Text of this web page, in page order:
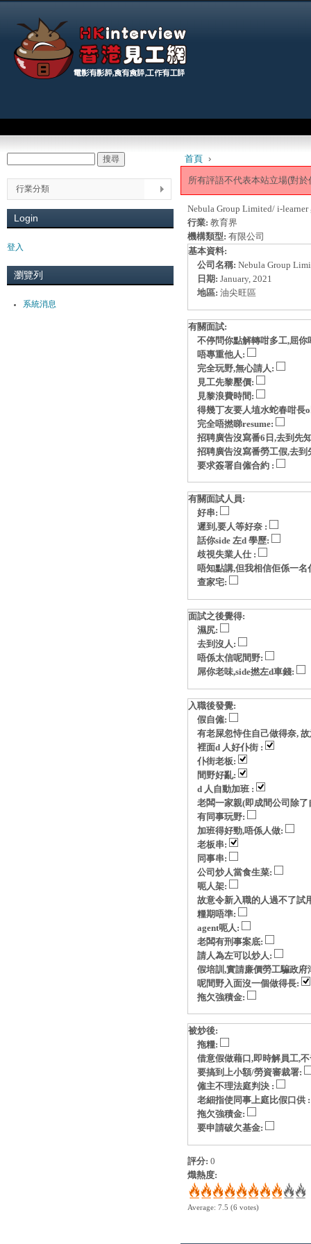
首頁›
所有評語不代表本站立場(對
Nebula Group Limited/ i-learner
行業: 教育界
機構類型: 有限公司
基本資料:
公司名稱: Nebula Group
日期: January, 2021
地區: 油尖旺區
有關面試:
不停問你點解轉咁多工,屈
唔專重他人:
完全玩野,無心請人:
見工先黎壓價:
見黎浪費時間:
得幾丁友要人埴水蛇春咁長
完全唔撚睇resume:
招聘廣告沒寫番6日,去到先
招聘廣告沒寫番勞工假,去
要求簽署自僱合約 :
有關面試人員:
好串:
遲到,要人等好奈 :
話你side 左d 學歷:
歧視失業人仕 :
唔知點講,但我相信佢係一
查家宅:
面試之後覺得:
濕尻:
去到沒人:
唔係太信呢間野:
屌你老味,side撚左d車錢:
入職後發覺:
假自僱:
有老屎忽恃住自己做得奈,
裡面d 人好仆街 :
仆街老板:
間野好亂:
d 人自動加班 :
老闆一家親(即成間公司除
有同事玩野:
加班得好勁,唔係人做:
老板串:
同事串:
公司炒人當食生菜:
呃人架:
故意令新入職的人過不了試
糧期唔準:
agent呃人:
老闆有刑事案底:
請人為左可以炒人:
假培訓,實請廉價勞工騙政
呢間野入面沒一個做得長:
拖欠強積金:
被炒後:
拖糧:
借意假做藉口,即時解員工,
要搞到上小額/勞資審裁署:
僱主不理法庭判決 :
老細指使同事上庭比假口供
拖欠強積金:
要申請破欠基金:
評分: 0
熾熱度:
Average: 7.5 (6 votes)
行業分類
Login
登入
瀏覽列
系統消息